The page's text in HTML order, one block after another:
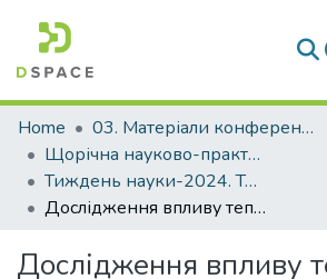
Communities & Collections
All of DSpace
Statistics
Home
03. Матеріали конференцій та семінарів
Щорічна науково-практична конференція «Тиждень науки»
Тиждень науки-2024. Транспортний факультет
Дослідження впливу теплових навантажень на випускний клапан механізму газорозподілу 4-тактного бензинового ДВЗ
Дослідження впливу